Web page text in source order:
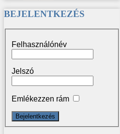
BEJELENTKEZÉS
Felhasználónév
Jelszó
Emlékezzen rám